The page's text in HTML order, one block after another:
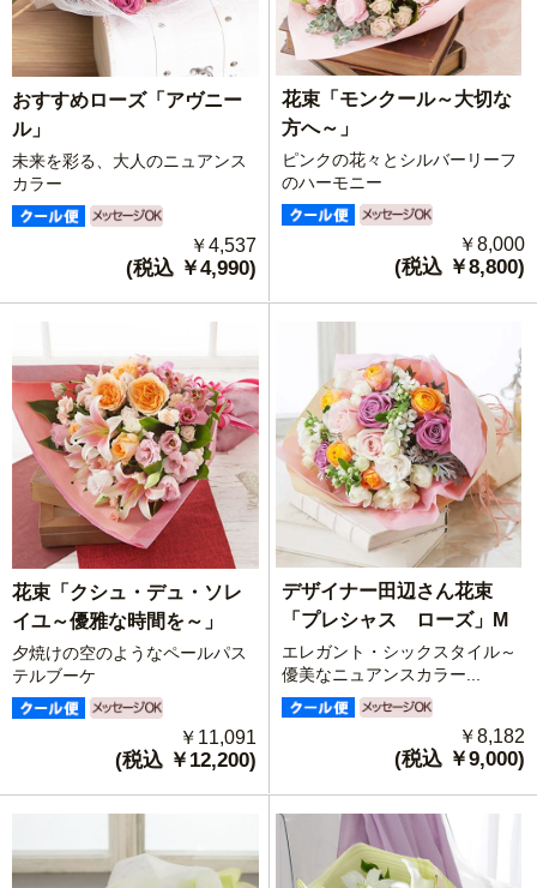
おすすめローズ「アヴニー
ル」
未来を彩る、大人のニュアンス
カラー
￥4,537
(税込 ￥4,990)
花束「モンクール～大切な
方へ～」
ピンクの花々とシルバーリーフ
のハーモニー
￥8,000
(税込 ￥8,800)
花束「クシュ・デュ・ソレ
イユ～優雅な時間を～」
夕焼けの空のようなペールパス
テルブーケ
￥11,091
(税込 ￥12,200)
デザイナー田辺さん花束
「プレシャス ローズ」M
エレガント・シックスタイル～
優美なニュアンスカラー...
￥8,182
(税込 ￥9,000)